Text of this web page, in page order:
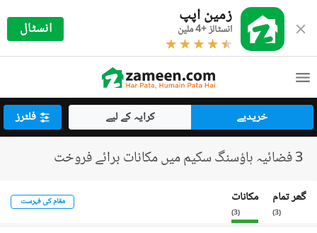
زمین اپپ
انسٹالز +4 ملین انسٹال
خریدیے کرایہ کے لیے فلٹرز
3 فضائیہ ہاؤسنگ سکیم میں مکانات برائے فروخت
گھر تمام
(
3
)
مکانات
(
3
)
مقام کی فہرست